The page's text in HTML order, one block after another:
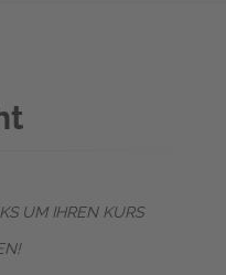
UM IHREN KURS